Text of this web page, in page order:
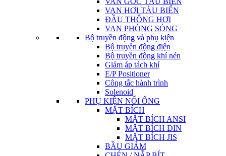
VAN HƠI TÀU BIỂN
ĐẦU THÔNG HƠI
VAN PHÒNG SÓNG
Bộ truyền động và phụ kiện
Bộ truyền động điện
Bộ truyền động khí nén
Giảm áp tách khí
E/P Positioner
Công tắc hành trình
Solenoid
PHỤ KIỆN NỐI ỐNG
MẶT BÍCH
MẶT BÍCH ANSI
MẶT BÍCH DIN
MẶT BÍCH JIS
BẦU GIẢM